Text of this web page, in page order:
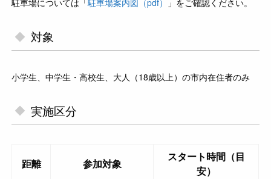
駐車場については「駐車場案内図（pdf） 」をご確認ください。
対象
小学生、中学生・高校生、大人（18歳以上）の市内在住者のみ
実施区分
距離 参加対象
スタート時間（目
安）